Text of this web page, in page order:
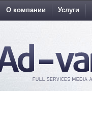
О компании Услуги